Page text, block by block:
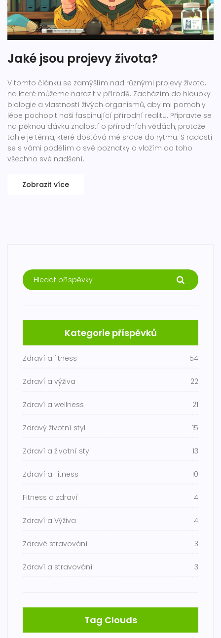
Jaké jsou projevy života?
V tomto článku se zamýšlím nad různými projevy života,
na které můžeme narazit v přírodě. Zacházím do hloubky
biologie a vlastností živých organismů, aby mi pomohly
lépe pochopit naši fascinující přírodní realitu. Připravte se
na pěknou dávku znalostí o přírodních vědách, protože
tohle je téma, které dostává mé srdce do rytmu. S radostí
se s vámi podělím o své poznatky a vložím do toho
všechno své nadšení.
Zobrazit více
Kategorie příspěvků
Zdraví a fitness 54
Zdraví a výživa 22
Zdraví a wellness 21
Zdravý životní styl 15
Zdraví a životní styl 13
Zdraví a Fitness 10
Fitness a zdraví 4
Zdraví a Výživa 4
Zdravé stravování 3
Zdraví a stravování 3
Tag Clouds